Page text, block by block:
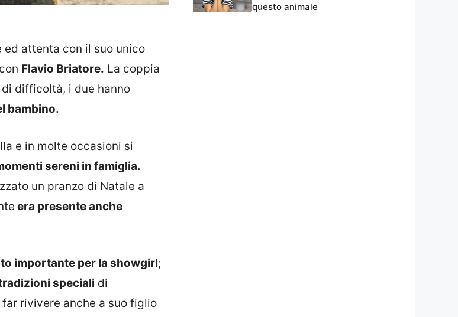
ed attenta con il suo unico
Flavio Briatore. La coppia
difficoltà, i due hanno
bambino.
e in molte occasioni si
sereni in famiglia.
un pranzo di Natale a
era presente anche
importante per la showgirl;
speciali di
rivivere anche a suo figlio
questo animale